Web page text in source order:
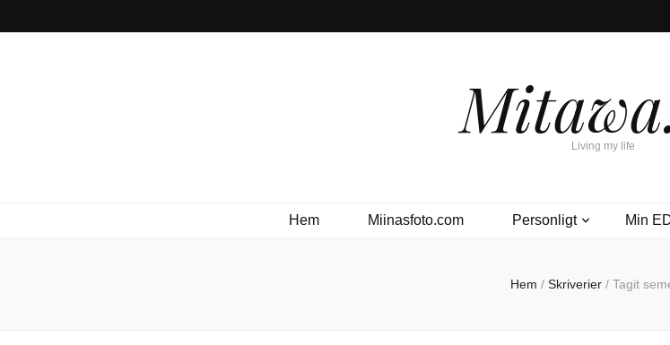
Living my life
Hem Miinasfoto.com Personligt Min
Hem / Skriverier / Tagit